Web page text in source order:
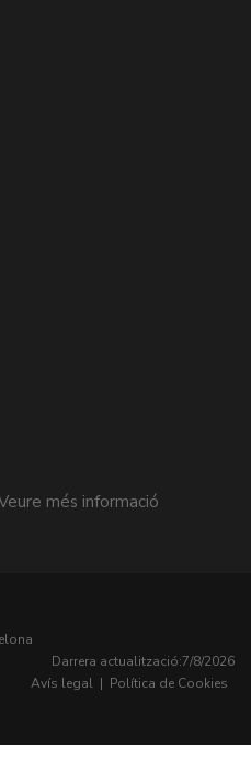
Darrera actualització:7/8/2026
Avís legal | Política de Cookies